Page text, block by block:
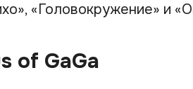
«Головокружение» и
of GaGa